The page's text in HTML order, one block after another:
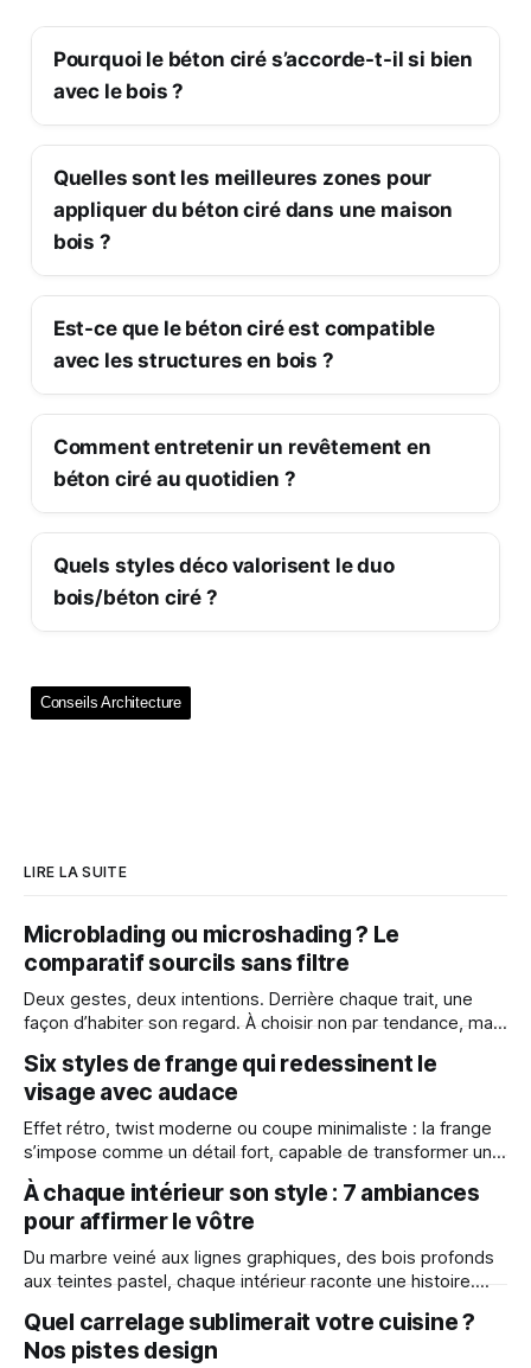
Pourquoi le béton ciré s’accorde-t-il si bien
avec le bois ?
Quelles sont les meilleures zones pour
appliquer du béton ciré dans une maison
bois ?
Est-ce que le béton ciré est compatible
avec les structures en bois ?
Comment entretenir un revêtement en
béton ciré au quotidien ?
Quels styles déco valorisent le duo
bois/béton ciré ?
Conseils Architecture
LIRE LA SUITE
Microblading ou microshading ? Le
comparatif sourcils sans filtre
Deux gestes, deux intentions. Derrière chaque trait, une
façon d’habiter son regard. À choisir non par tendance, mais
intrigue, séduit… et divise parfois. Si microblading et
microshading reposent sur une base commune — l’insertion
d’un pigment sous la peau —, le
Six styles de frange qui redessinent le
visage avec audace
Effet rétro, twist moderne ou coupe minimaliste : la frange
s’impose comme un détail fort, capable de transformer une
allure. Elle structure, adoucit ou affirme un visage en un seul
coup de ciseaux. Découvrez six styles de franges adaptés
à toutes les natures de cheveux pour transformer votre
look avec
À chaque intérieur son style : 7 ambiances
pour affirmer le vôtre
Du marbre veiné aux lignes graphiques, des bois profonds
aux teintes pastel, chaque intérieur raconte une histoire.
sol au plafond, diffusant une lumière moirée et douce. Entre
classicisme revisité et modernité sensuelle, le marbre
Quel carrelage sublimerait votre cuisine ?
Nos pistes design